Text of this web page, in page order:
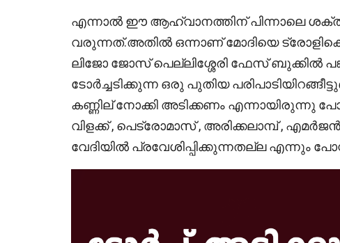
എന്നാൽ ഈ ആഹ്വാനത്തിന് പിന്നാലെ
വരുന്നത്.അതിൽ ഒന്നാണ് മോദിയെ
ലിജോ ജോസ് പെല്ലിശ്ശേരി ഫേസ് ബുക്കിൽ
ടോർച്ചടിക്കുന്ന ഒരു പുതിയ
കണ്ണില് നോക്കി അടിക്കണം എന്നായിരുന്നു
വിളക്ക് , പെട്രോമാസ് , അരിക്കലാമ്പ് ,
വേദിയിൽ പ്രവേശിപ്പിക്കുന്നതല്ല എന്നും